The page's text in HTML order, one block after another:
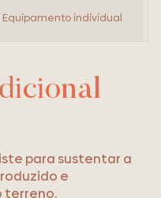
Equipamento individual
para sustentar a
e
terreno.